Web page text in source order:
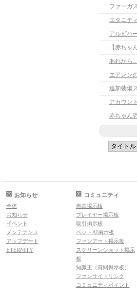
ファー
エタニテ
アルビハ
【赤ちゃ
あれから…
エアレン
追加装備
アカウン
赤ちゃん
お知らせ
全体
お知らせ
イベント
メンテナンス
アップデート
ETERNITY
コミュニティ
自由掲示板
プレイヤー掲示板
取引掲示板
ペットAI掲示板
ファンアート掲示板
スクリーンショット掲示
板
知識王（質問掲示板）
ファンサイトリンク
コミュニティポイント